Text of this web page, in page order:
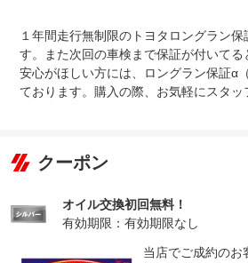
１年間走行無制限のトヨタロングラン
す。また次回の車検まで保証が付いて
安心がほしい方には、ロングラン保証α
ております。購入の際、お気軽にスタッ
クーポン
オイル交換初回無料！
有効期限：有効期限なし
当店でご成約のお